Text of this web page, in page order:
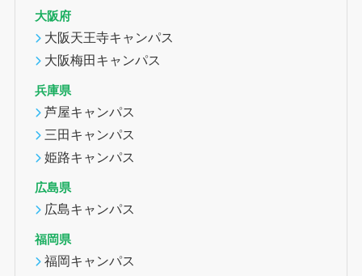
大阪府
大阪天王寺キャンパス
大阪梅田キャンパス
兵庫県
芦屋キャンパス
三田キャンパス
姫路キャンパス
広島県
広島キャンパス
福岡県
福岡キャンパス